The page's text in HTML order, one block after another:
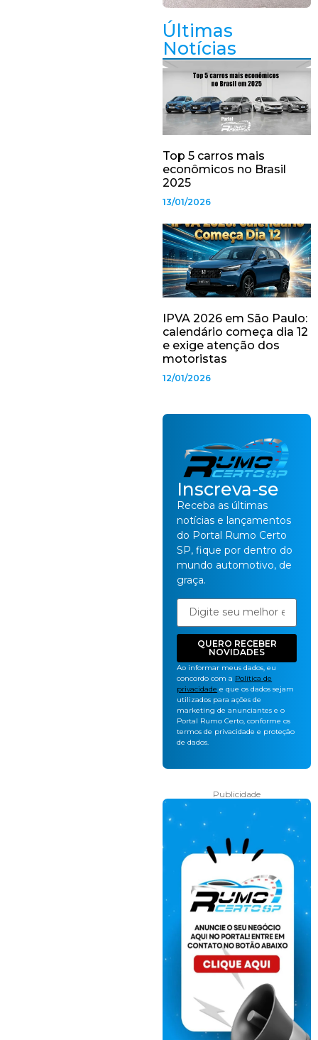
Últimas
Notícias
Top 5 carros mais
econômicos no Brasil
2025
13/01/2026
IPVA 2026 em São Paulo:
calendário começa dia 12
e exige atenção dos
motoristas
12/01/2026
Inscreva-se
Receba as últimas
notícias e lançamentos
do Portal Rumo Certo
SP, fique por dentro do
mundo automotivo, de
graça.
QUERO RECEBER
NOVIDADES
Ao informar meus dados, eu
concordo com a Política de
privacidade e que os dados sejam
utilizados para ações de
marketing de anunciantes e o
Portal Rumo Certo, conforme os
termos de privacidade e proteção
de dados.
Publicidade